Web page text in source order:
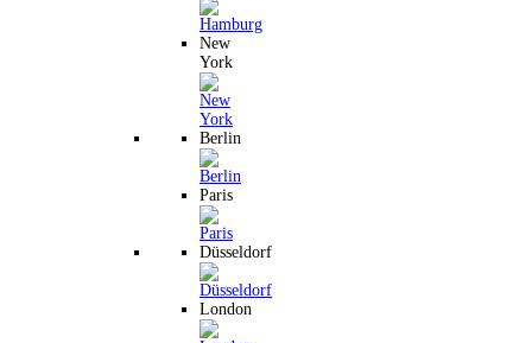
New
York
Berlin
Paris
Düsseldorf
London